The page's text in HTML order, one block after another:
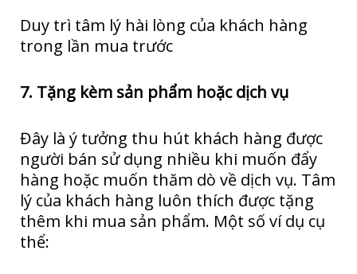
Duy trì tâm lý hài lòng của khách hàng
trong lần mua trước
7. Tặng kèm sản phẩm hoặc dịch vụ
Đây là ý tưởng thu hút khách hàng được
người bán sử dụng nhiều khi muốn đẩy
hàng hoặc muốn thăm dò về dịch vụ. Tâm
lý của khách hàng luôn thích được tặng
thêm khi mua sản phẩm. Một số ví dụ cụ
thể: